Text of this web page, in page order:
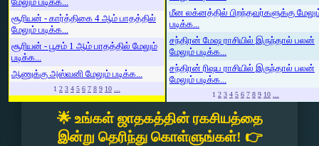
சூரியன் - கார்த்திகை 4 ஆம் பாதத்தில்
மேலும் படிக்க...
சூரியன் - பூசம் 1 ஆம் பாதத்தில் மேலும்
படிக்க...
ஆணுக்கு அஸ்வனி மேலும் படிக்க...
1 2 3 4 5 6 7 8 9 10 ...
மீன லக்னத்தில் பிறந்தவர்களுக்கு
படிக்க...
சந்திரன் மேஷ ராசியில் இருந்தால் பலன்
மேலும் படிக்க...
சந்திரன் ரிஷப ராசியில் இருந்தால் பலன்
மேலும் படிக்க...
1 2 3 4 5 6 7 8 9 10 ...
🌟 உங்கள் ஜாதகத்தின் ரகசியத்தை
இன்று தெரிந்து கொள்ளுங்கள்! 👉